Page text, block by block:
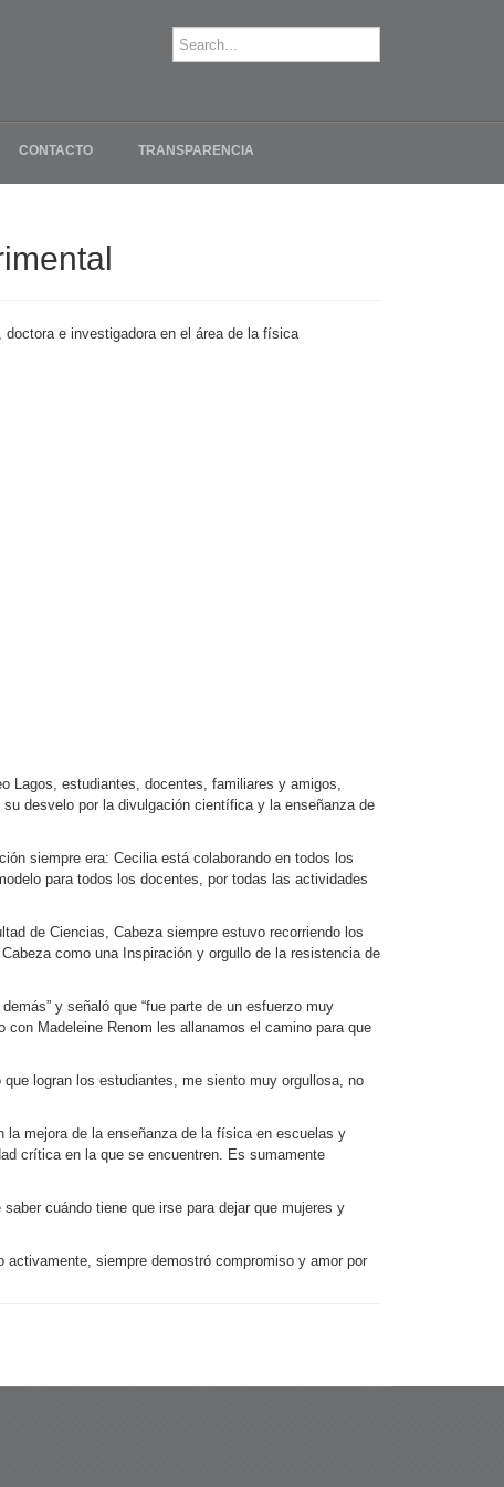
CONTACTO TRANSPARENCIA
e investigadora en el área de la física
Lagos, estudiantes, docentes, familiares y amigos,
desvelo por la divulgación científica y la enseñanza de
siempre era: Cecilia está colaborando en todos los
para todos los docentes, por todas las actividades
de Ciencias, Cabeza siempre estuvo recorriendo los
como una Inspiración y orgullo de la resistencia de
y señaló que “fue parte de un esfuerzo muy
Madeleine Renom les allanamos el camino para que
logran los estudiantes, me siento muy orgullosa, no
mejora de la enseñanza de la física en escuelas y
crítica en la que se encuentren. Es sumamente
cuándo tiene que irse para dejar que mujeres y
siempre demostró compromiso y amor por